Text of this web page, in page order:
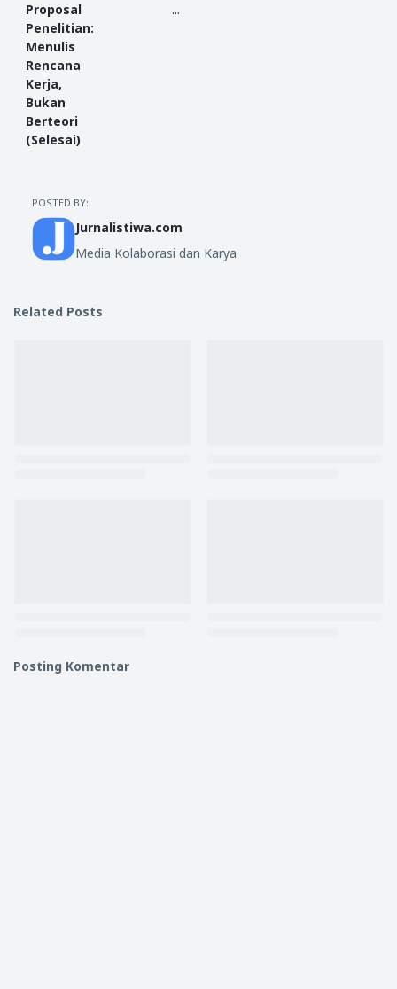
Proposal
Penelitian:
Menulis
Rencana
Kerja,
Bukan
Berteori
(Selesai)
...
POSTED BY:
Jurnalistiwa.com
Media Kolaborasi dan Karya
Related Posts
Posting Komentar